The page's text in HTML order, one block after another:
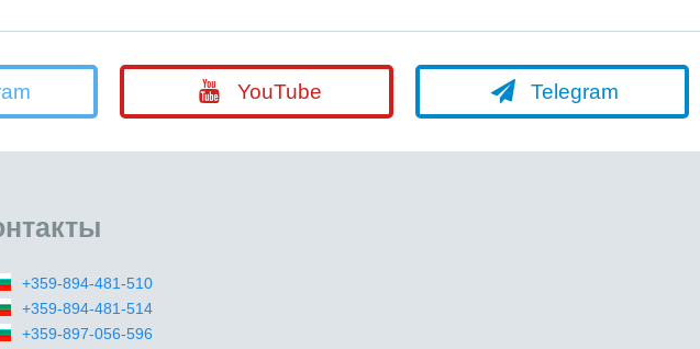
YouTube Telegram
+359-894-481-510
+359-894-481-514
+359-897-056-596